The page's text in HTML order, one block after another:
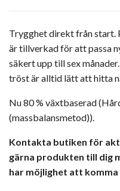
Trygghet direkt från start.
är tillverkad för att passa
säkert upp till sex
tröst är alltid lätt att hitta
Nu 80 % växtbaserad
(massbalansmetod)).
Kontakta butiken för
gärna produkten till dig
har möjlighet att